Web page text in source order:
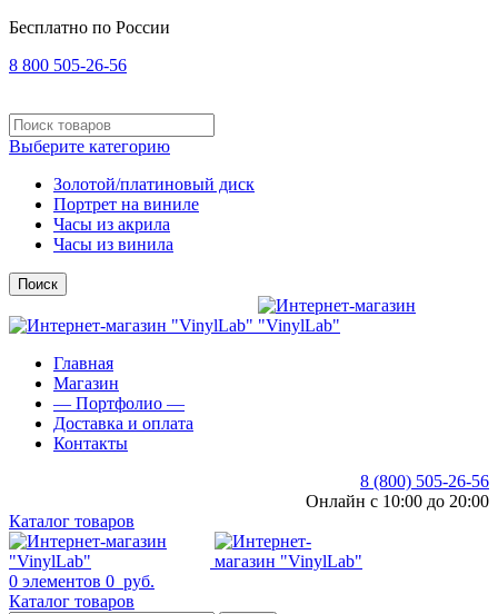
Бесплатно по России
8 800 505-26-56
Выберите категорию
Золотой/платиновый диск
Портрет на виниле
Часы из акрила
Часы из винила
Поиск
Главная
Магазин
— Портфолио —
Доставка и оплата
Контакты
8 (800) 505-26-56
Онлайн с 10:00 до 20:00
Каталог товаров
0 элементов 0 руб.
Каталог товаров